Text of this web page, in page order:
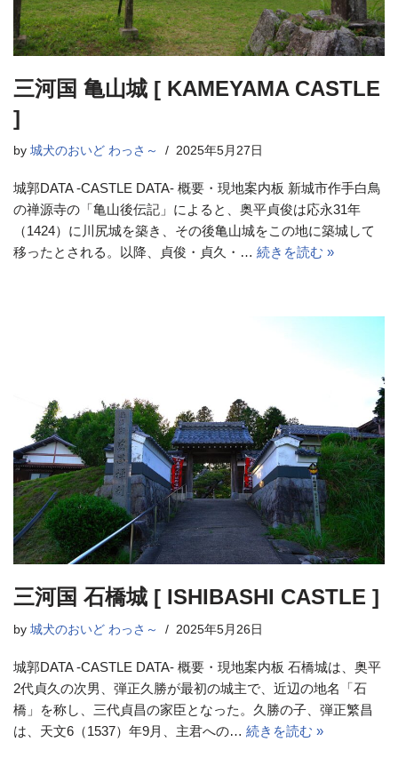
三河国 亀山城 [ KAMEYAMA CASTLE
]
by 城犬のおいど わっさ～ 2025年5月27日
城郭DATA -CASTLE DATA- 概要・現地案内板 新城市作手白鳥
の禅源寺の「亀山後伝記」によると、奥平貞俊は応永31年
（1424）に川尻城を築き、その後亀山城をこの地に築城して
移ったとされる。以降、貞俊・貞久・… 続きを読む »
三河国 石橋城 [ ISHIBASHI CASTLE ]
by 城犬のおいど わっさ～ 2025年5月26日
城郭DATA -CASTLE DATA- 概要・現地案内板 石橋城は、奥平
2代貞久の次男、弾正久勝が最初の城主で、近辺の地名「石
橋」を称し、三代貞昌の家臣となった。久勝の子、弾正繁昌
は、天文6（1537）年9月、主君への… 続きを読む »